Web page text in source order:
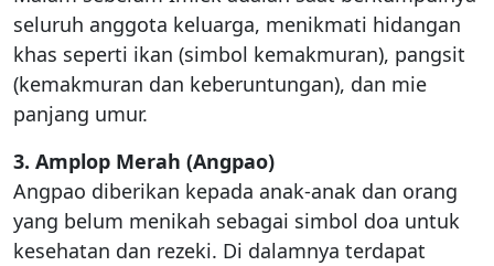
seluruh anggota keluarga, menikmati hidangan
khas seperti ikan (simbol kemakmuran), pangsit
(kemakmuran dan keberuntungan), dan mie
panjang umur.
3. Amplop Merah (Angpao)
Angpao diberikan kepada anak-anak dan orang
yang belum menikah sebagai simbol doa untuk
kesehatan dan rezeki. Di dalamnya terdapat